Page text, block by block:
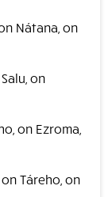
Nátana, on
on
on Ezroma,
Táreho, on